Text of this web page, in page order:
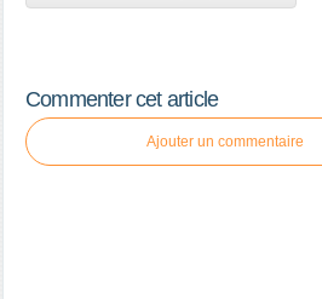
Commenter cet article
Ajouter un commentaire